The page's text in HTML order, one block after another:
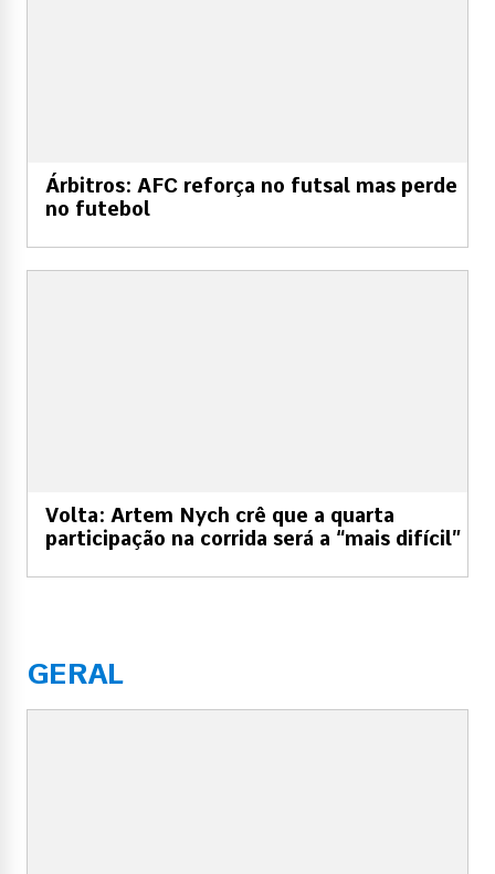
Árbitros: AFC reforça no futsal mas perde
no futebol
Volta: Artem Nych crê que a quarta
participação na corrida será a “mais difícil”
GERAL